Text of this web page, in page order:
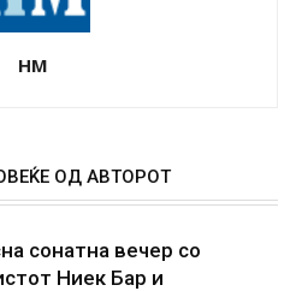
НМ
ОД АВТОРОТ
сонатна вечер со
Ниек Бар и